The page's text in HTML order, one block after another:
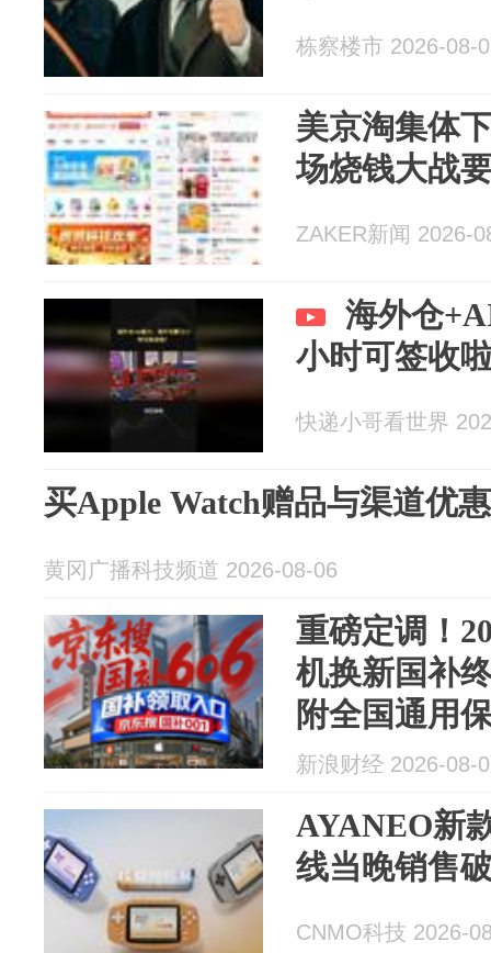
栋察楼市 2026-08-
美京淘集体
场烧钱大战
ZAKER新闻 2026-
海外仓
小时可签收
快递小哥看世界
买Apple Watch赠品与渠道优
黄冈广播科技频道 2026-08-06
重磅定调！
机换新国补
附全国通用
新浪财经 2026-08-
AYANEO新
线当晚销售
CNMO科技 2026-